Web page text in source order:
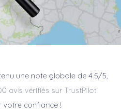
une note globale de 4.5/5,
avis vérifiés sur TrustPilot
votre confiance !